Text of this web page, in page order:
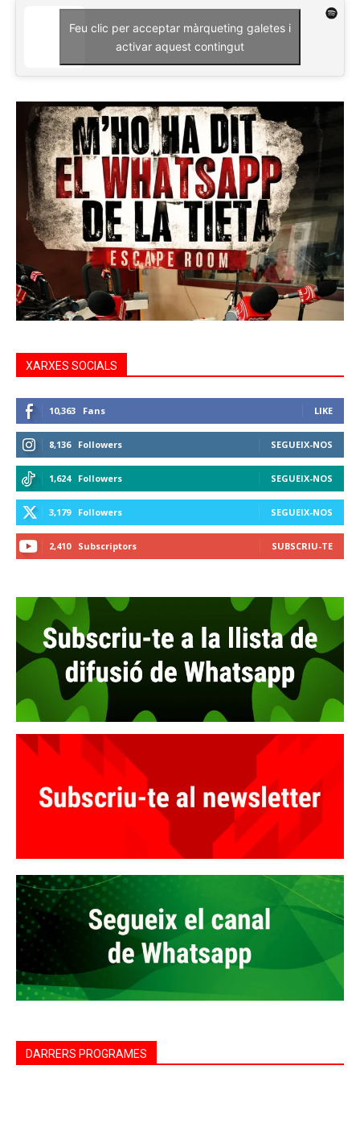
Feu clic per acceptar màrqueting galetes i
activar aquest contingut
XARXES SOCIALS
10,363 Fans LIKE
8,136 Followers SEGUEIX-NOS
1,624 Followers SEGUEIX-NOS
3,179 Followers SEGUEIX-NOS
2,410 Subscriptors SUBSCRIU-TE
DARRERS PROGRAMES